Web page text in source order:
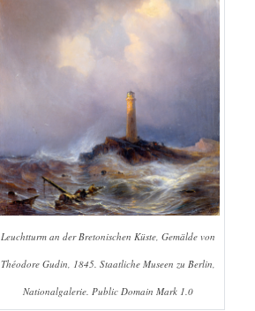
Leuchtturm an der Bretonischen Küste, Gemälde von
Théodore Gudin, 1845. Staatliche Museen zu Berlin,
Nationalgalerie. Public Domain Mark 1.0